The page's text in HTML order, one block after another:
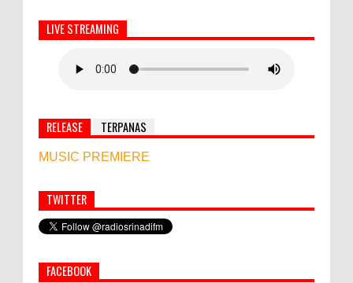
LIVE STREAMING
RELEASE TERPANAS
MUSIC PREMIERE
Simbol Persahabatan, RI Bangun Islamic Centre di
Afghanistan
PEMKAB KLUNGKUNG GELAR PASAR
TWITTER
FACEBOOK